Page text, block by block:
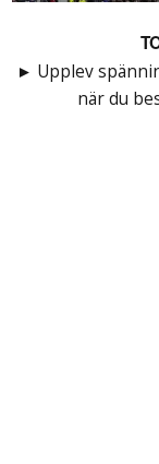
► Upplev
när du